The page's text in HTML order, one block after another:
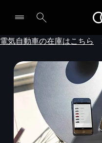
電気自動車の在庫はこちら